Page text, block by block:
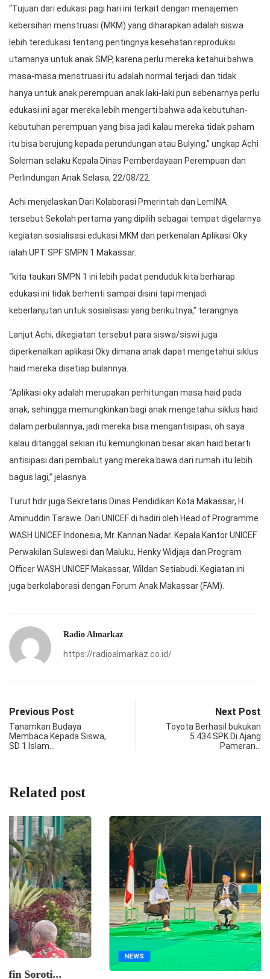
“Tujuan dari edukasi pagi hari ini terkait dengan menajemen
kebersihan menstruasi (MKM) yang diharapkan adalah siswa
lebih teredukasi tentang pentingnya kesehatan reproduksi
utamanya untuk anak SMP, karena perlu mereka ketahui bahwa
masa-masa menstruasi itu adalah normal terjadi dan tidak
hanya untuk anak perempuan anak laki-laki pun sebenarnya perlu
edukasi ini agar mereka lebih mengerti bahwa ada kebutuhan-
kebutuhan perempuan yang bisa jadi kalau mereka tidak paham
itu bisa berujung kepada perundungan atau Bulying,” ungkap Achi
Soleman selaku Kepala Dinas Pemberdayaan Perempuan dan
Perlindungan Anak Selasa, 22/08/22.
Achi menjelaskan Dari Kolaborasi Pmerintah dan LemINA
tersebut Sekolah pertama yang dipilih sebagai tempat digelarnya
kegiatan sosialisasi edukasi MKM dan perkenalan Aplikasi Oky
ialah UPT SPF SMPN 1 Makassar.
“kita taukan SMPN 1 ini lebih padat penduduk kita berharap
edukasi ini tidak berhenti sampai disini tapi menjadi
keberlanjutan untuk sosialisasi yang berikutnya,” terangnya.
Lanjut Achi, dikegiatan tersebut para siswa/siswi juga
diperkenalkan aplikasi Oky dimana anak dapat mengetahui siklus
haid mereka disetiap bulannya.
“Aplikasi oky adalah merupakan perhitungan masa haid pada
anak, sehingga memungkinkan bagi anak mengetahui siklus haid
dalam perbulannya, jadi mereka bisa mengantisipasi, oh saya
kalau ditanggal sekian itu kemungkinan besar akan haid berarti
antisipasi dari pembalut yang mereka bawa dari rumah itu lebih
bagus lagi,” jelasnya.
Turut hdir juga Sekretaris Dinas Pendidikan Kota Makassar, H.
Aminuddin Tarawe. Dari UNICEF di hadiri oleh Head of Programme
WASH UNICEF Indonesia, Mr. Kannan Nadar. Kepala Kantor UNICEF
Perwakilan Sulawesi dan Maluku, Henky Widjaja dan Program
Officer WASH UNICEF Makassar, Wildan Setiabudi. Kegiatan ini
juga berkolaborasi dengan Forum Anak Makassar (FAM).
Radio Almarkaz
https://radioalmarkaz.co.id/
Previous Post
Tanamkan Budaya
Membaca Kepada Siswa,
SD 1 Islam…
Next Post
Toyota Berhasil bukukan
5.434 SPK Di Ajang
Pameran…
Related post
EKONOMI
34 Tahun Ekonomi Syariah, Prof Arfin Soroti...